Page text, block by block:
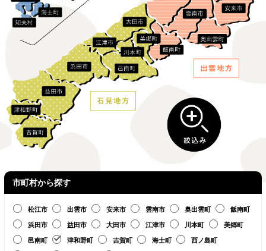
市町村から探す
松江市 出雲市 安来市 雲南市 奥出雲町 飯南町
浜田市 益田市 大田市 江津市 川本町 美郷町
邑南町 津和野町 吉賀町 海士町 西ノ島町